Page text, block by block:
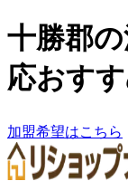
十勝郡
応おす
加盟希望はこちら